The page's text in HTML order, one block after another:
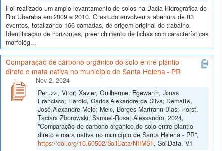
Foi realizado um amplo levantamento de solos na Bacia Hidrográfica do
Rio Uberaba em 2009 e 2010. O estudo envolveu a abertura de 83
eventos, totalizando 166 camadas, de origem original do trabalho.
Identificação de horizontes, preenchimento de fichas com características
morfológ...
Comparação de carbono orgânico do solo entre plantio
direto e mata nativa no município de Santa Helena - PR
Nov 2, 2024
Peruzzi, Vitor; Xavier, Guilherme; Egewarth, Jonas
Francisco; Harold, Carlos Alexandre da Silva; Demattê,
José Alexandre Melo; Melo, Borges Marfrann Dias; Horst,
Taciara Zborowski; Samuel-Rosa, Alessandro, 2024,
"Comparação de carbono orgânico do solo entre plantio
direto e mata nativa no município de Santa Helena - PR",
https://doi.org/10.60502/SoilData/NIIMSF, SoilData, V1